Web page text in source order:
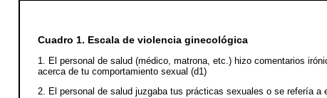
Cuadro 1. Escala de violencia ginecológica
1. El personal de salud (médico, matrona, etc.) hizo comentarios
acerca de tu comportamiento sexual (d1)
2. El personal de salud juzgaba tus prácticas sexuales o se refería a